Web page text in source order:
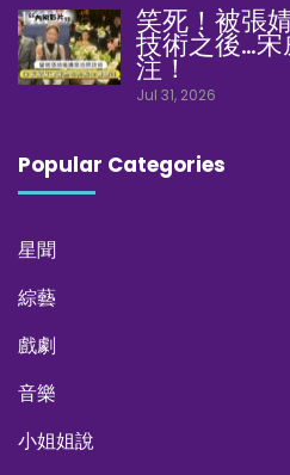
笑死！被張
技術之後…
注！
Jul 31, 2026
Popular Categories
星聞
綜藝
戲劇
音樂
小姐姐說